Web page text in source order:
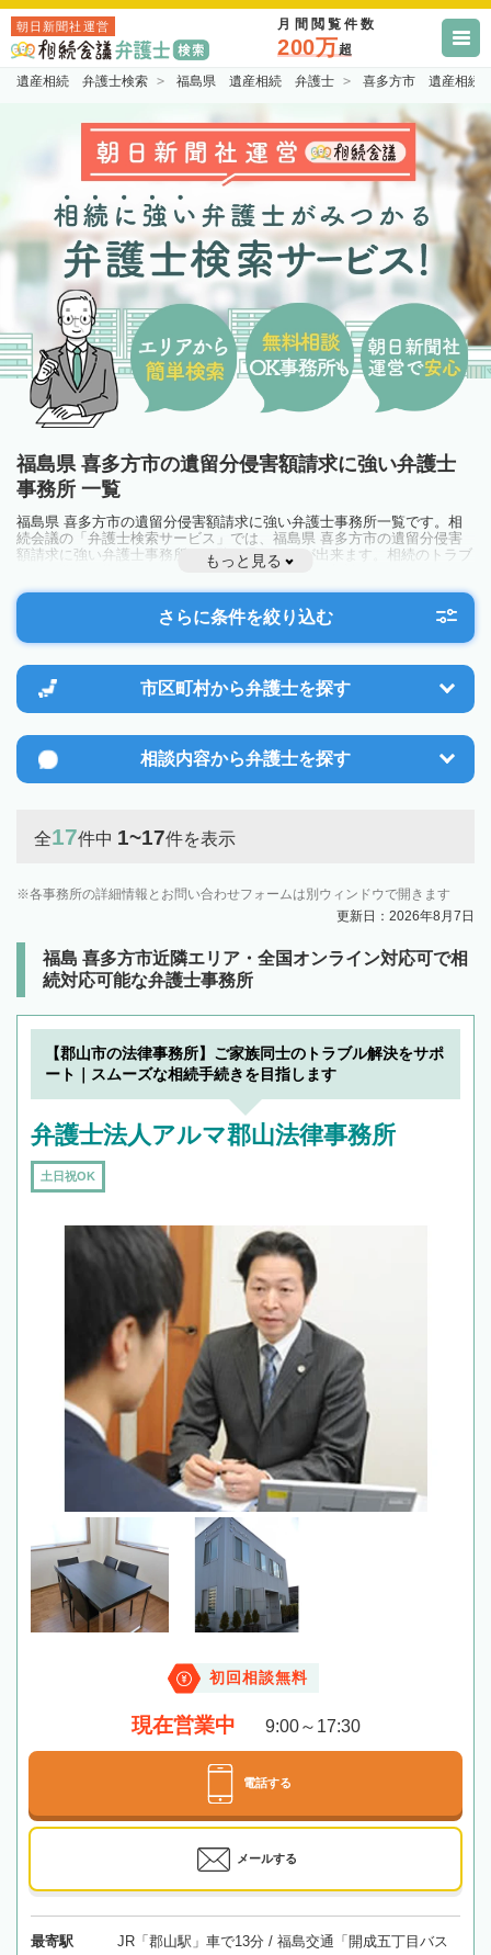
朝日新聞社運営 月間閲覧件数
200万超
遺産相続 弁護士検索 福島県 遺産相続 弁護士 喜多方市 遺産相続
福島県 喜多方市の遺留分侵害額請求に強い弁護士
事務所 一覧
福島県 喜多方市の遺留分侵害額請求に強い弁護士事務所一覧です。相
続会議の「弁護士検索サービス」では、福島県 喜多方市の遺留分侵害
額請求に強い弁護士事務所を一覧で見ることが出来ます。相続のトラブ
ルやお悩みを抱えている方は一度近隣の弁護士に相談してみましょう。
もっと見る
さらに条件を絞り込む
市区町村から弁護士を探す
相談内容から弁護士を探す
全17件中 1~17件を表示
各事務所の詳細情報とお問い合わせフォームは別ウィンドウで開きます
更新日：2026年8月7日
福島 喜多方市近隣エリア・全国オンライン対応可で相
続対応可能な弁護士事務所
【郡山市の法律事務所】ご家族同士のトラブル解決をサポ
ート｜スムーズな相続手続きを目指します
弁護士法人アルマ郡山法律事務所
土日祝OK
初回相談無料
現在営業中 9:00～17:30
電話する
メールする
最寄駅
JR「郡山駅」車で13分 / 福島交通「開成五丁目バス